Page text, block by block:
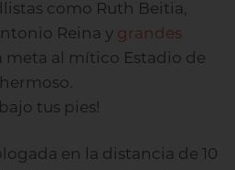
como Ruth Beitia,
Reina y grandes
meta al mítico Estadio de
tus pies!
en la distancia de 10